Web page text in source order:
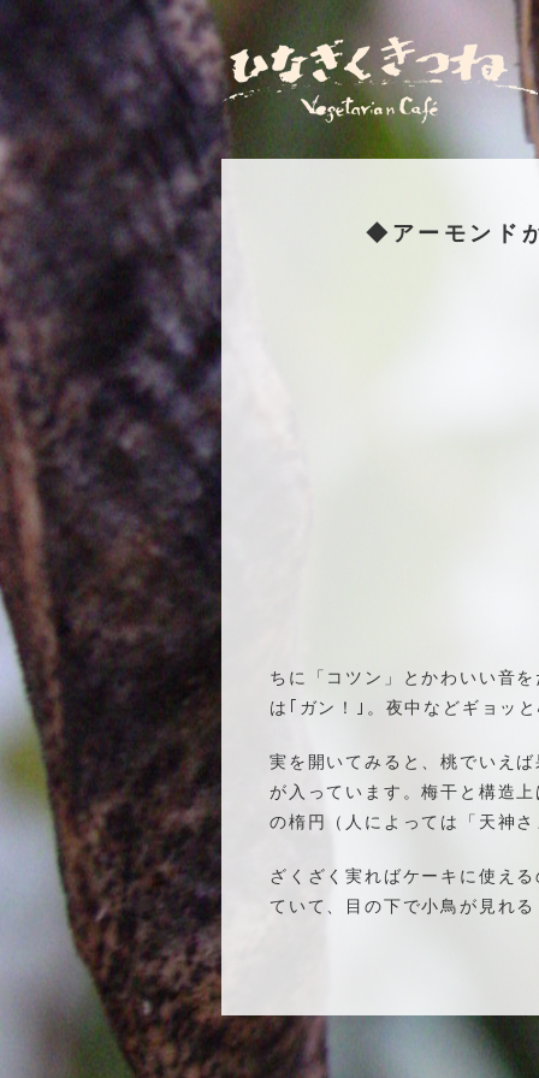
◆アーモンド
ちに「コツン」とかわいい音
は｢ガン！｣。夜中などギョッ
実を開いてみると、桃でいえ
が入っています。梅干と構造
の楕円（人によっては「天神
ざくざく実ればケーキに使え
ていて、目の下で小鳥が見れ